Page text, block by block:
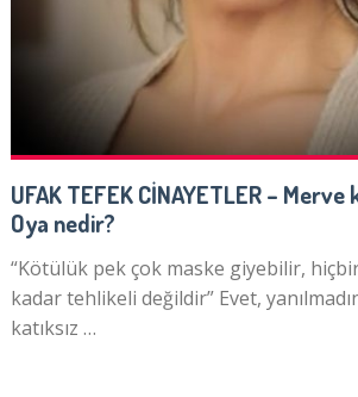
UFAK TEFEK CİNAYETLER – Merve
Oya nedir?
“Kötülük pek çok maske giyebilir,
kadar tehlikeli değildir” Evet,
katıksız …